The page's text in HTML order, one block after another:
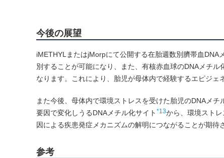
今後の展望
iMETHYLまたはjMorpにて公開する在胎週数別臍帯血
別することが可能になり、また、有核赤血球のDNAメチ
なります。これにより、胎児が母体内で経験するエピジェ
また今後、母体内で環境ストレスを受けた胎児のDNAメ
要因で変化しうるDNAメチル化サイト *13から、環境スト
因による疾患発症メカニズムの解明につながることが期待
参考